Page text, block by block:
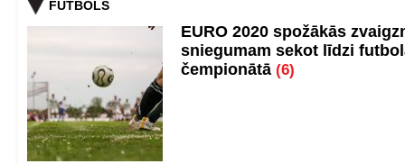
FUTBOLS
EURO 2020 spožākās
sniegumam sekot līdzi
čempionātā (6)